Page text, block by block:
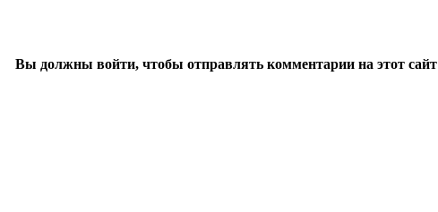
Вы должны войти, чтобы отправлять комментарии на этот